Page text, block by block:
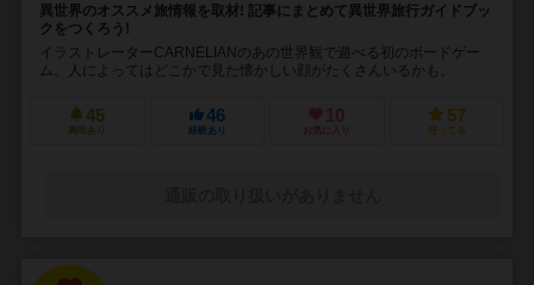
異世界のオススメ旅情報を取材! 記事にまとめて異世界旅行ガイドブッ
クをつくろう!
イラストレーターCARNELIANのあの世界観で遊べる初のボードゲー
ム。人によってはどこかで見た懐かしい顔がたくさんいるかも。
45
興味あり
46
経験あり
10
お気に入り
57
持ってる